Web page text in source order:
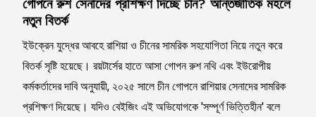
গোপনে রুশ সেনাদের প্রশিক্ষণ দিচ্ছে চীন? আন্তর্জাতিক মহলে
নতুন বিতর্ক
ইউক্রেন যুদ্ধের আবহে রাশিয়া ও চীনের সামরিক সহযোগিতা নিয়ে নতুন করে
বিতর্ক সৃষ্টি হয়েছে। রয়টার্সের হাতে আসা গোপন রুশ নথি এবং ইউরোপীয়
কর্মকর্তাদের দাবি অনুযায়ী, ২০২৫ সালে চীন গোপনে রাশিয়ার সেনাদের সামরিক
প্রশিক্ষণ দিয়েছে। যদিও বেইজিং এই অভিযোগকে 'সম্পূর্ণ ভিত্তিহীন' বলে